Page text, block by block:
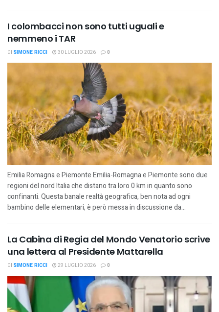
I colombacci non sono tutti uguali e
nemmeno i TAR
DI SIMONE RICCI 30 LUGLIO 2026 0
Emilia Romagna e Piemonte Emilia-Romagna e Piemonte sono due
regioni del nord Italia che distano tra loro 0 km in quanto sono
confinanti. Questa banale realtà geografica, ben nota ad ogni
bambino delle elementari, è però messa in discussione da...
La Cabina di Regia del Mondo Venatorio scrive
una lettera al Presidente Mattarella
DI SIMONE RICCI 29 LUGLIO 2026 0